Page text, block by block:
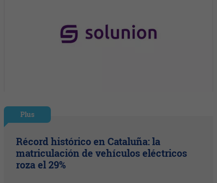
Plus
Récord histórico en Cataluña: la
matriculación de vehículos eléctricos
roza el 29%